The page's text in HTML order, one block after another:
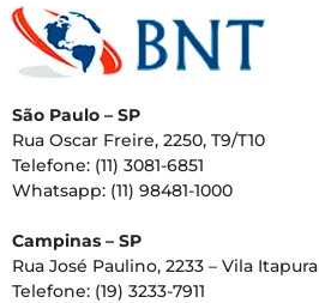
São Paulo – SP
Rua Oscar Freire, 2250, T9/T10
Telefone: (11) 3081-6851
Whatsapp: (11) 98481-1000
Campinas – SP
Rua José Paulino, 2233 – Vila Itapura
Telefone: (19) 3233-7911